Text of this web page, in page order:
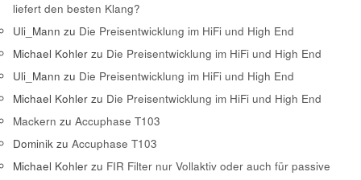
liefert den besten Klang?
Uli_Mann zu Die Preisentwicklung im HiFi und High End
Michael Kohler zu Die Preisentwicklung im HiFi und High End
Uli_Mann zu Die Preisentwicklung im HiFi und High End
Michael Kohler zu Die Preisentwicklung im HiFi und High End
Mackern zu Accuphase T103
Dominik zu Accuphase T103
Michael Kohler zu FIR Filter nur Vollaktiv oder auch für passive